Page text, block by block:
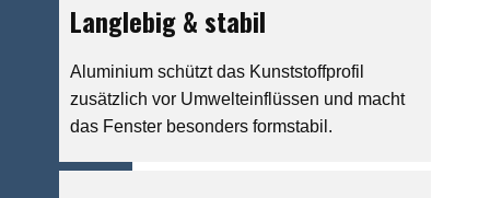
Langlebig & stabil
Aluminium schützt das Kunststoffprofil
zusätzlich vor Umwelteinflüssen und macht
das Fenster besonders formstabil.